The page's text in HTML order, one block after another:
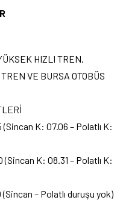
HIZLI TREN,
VE BURSA OTOBÜS
K: 07.06 – Polatlı K:
K: 08.31 – Polatlı K:
– Polatlı duruşu yok)